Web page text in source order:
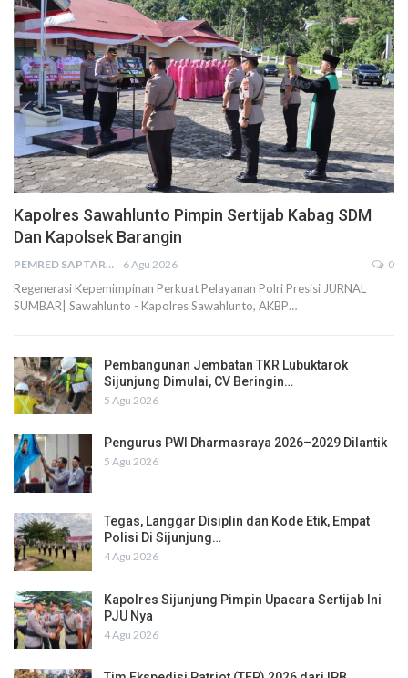
Kapolres Sawahlunto Pimpin Sertijab Kabag SDM
Dan Kapolsek Barangin
PEMRED SAPTARIUS 6 Agu 2026 0
Regenerasi Kepemimpinan Perkuat Pelayanan Polri Presisi JURNAL
SUMBAR| Sawahlunto - Kapolres Sawahlunto, AKBP…
Pembangunan Jembatan TKR Lubuktarok
Sijunjung Dimulai, CV Beringin…
5 Agu 2026
Pengurus PWI Dharmasraya 2026–2029 Dilantik
5 Agu 2026
Tegas, Langgar Disiplin dan Kode Etik, Empat
Polisi Di Sijunjung…
4 Agu 2026
Kapolres Sijunjung Pimpin Upacara Sertijab Ini
PJU Nya
4 Agu 2026